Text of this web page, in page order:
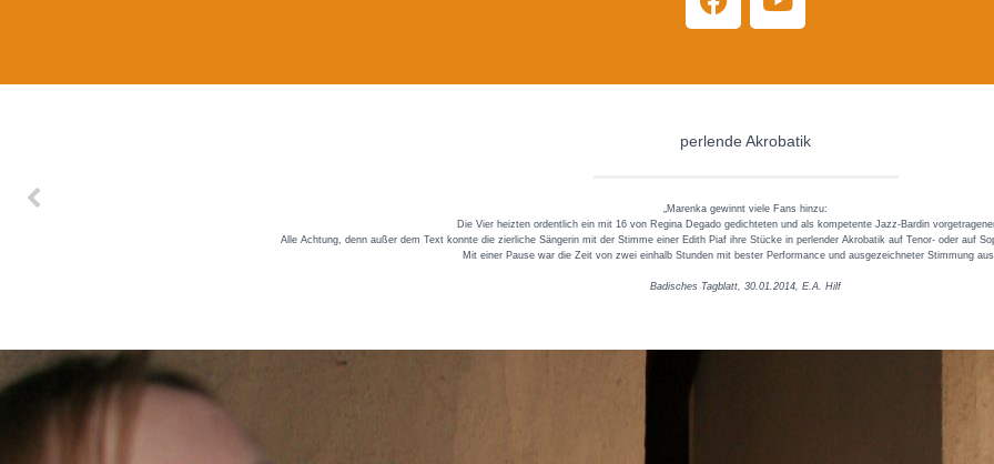
perlende Akrobatik
„Marenka gewinnt viele Fans hinzu:
Die Vier heizten ordentlich ein mit 16 von Regina Degado gedichteten und als kompetente Jazz-Bardin
Alle Achtung, denn außer dem Text konnte die zierliche Sängerin mit der Stimme einer Edith Piaf ihre Stücke in perlender Akrobatik auf Tenor- oder auf
Mit einer Pause war die Zeit von zwei einhalb Stunden mit bester Performance und ausgezeichneter Stimmung
Badisches Tagblatt, 30.01.2014, E.A. Hilf